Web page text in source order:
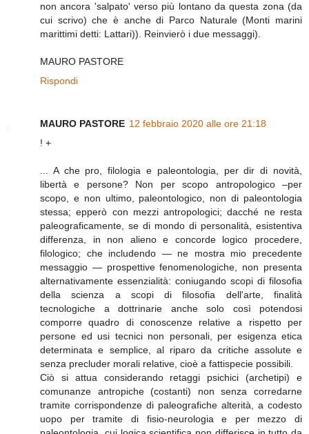
non ancora 'salpato' verso più lontano da questa zona (da
cui scrivo) che è anche di Parco Naturale (Monti marini
marittimi detti: Lattari)). Reinvierò i due messaggi).
MAURO PASTORE
Rispondi
MAURO PASTORE 12 febbraio 2020 alle ore 21:18
! +
... A che pro, filologia e paleontologia, per dir di novità,
libertà e persone? Non per scopo antropologico –per
scopo, e non ultimo, paleontologico, non di paleontologia
stessa; epperò con mezzi antropologici; dacché ne resta
paleograficamente, se di mondo di personalità, esistentiva
differenza, in non alieno e concorde logico procedere,
filologico; che includendo — ne mostra mio precedente
messaggio — prospettive fenomenologiche, non presenta
alternativamente essenzialità: coniugando scopi di filosofia
della scienza a scopi di filosofia dell'arte, finalità
tecnologiche a dottrinarie anche solo così potendosi
comporre quadro di conoscenze relative a rispetto per
persone ed usi tecnici non personali, per esigenza etica
determinata e semplice, al riparo da critiche assolute e
senza precluder morali relative, cioè a fattispecie possibili.
Ciò si attua considerando retaggi psichici (archetipi) e
comunanze antropiche (costanti) non senza corredarne
tramite corrispondenze di paleografiche alterità, a codesto
uopo per tramite di fisio-neurologia e per mezzo di